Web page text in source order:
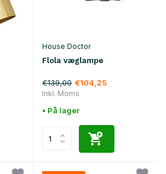
House Doctor
Flola væglampe
€139,00 €104,25
Inkl. Moms
• På lager